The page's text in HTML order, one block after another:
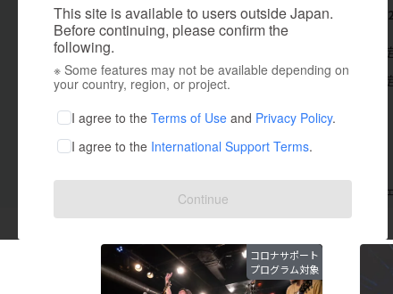
人気のプロジェクト 注目の
アート・写真
テクノロジー・ガジェット
映像・映画
ビジネス・起業
まちづくり・地域活性化
This site is available to users outside Japan.
Before continuing, please confirm the
following.
※ Some features may not be available depending on
your country, region, or project.
I agree to the Terms of Use and Privacy Policy.
I agree to the International Support Terms.
Continue
これまでに
在住国：未設
出身国：未設
プロジ
コロナサポート
プログラム対象